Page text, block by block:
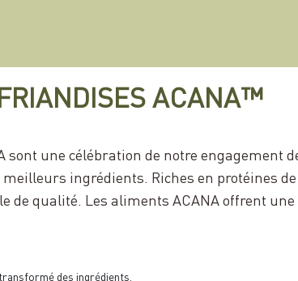
ACANA™
sont une célébration de notre engagement
ingrédients. Riches en protéines
de qualité. Les aliments ACANA offrent
des ingrédients.